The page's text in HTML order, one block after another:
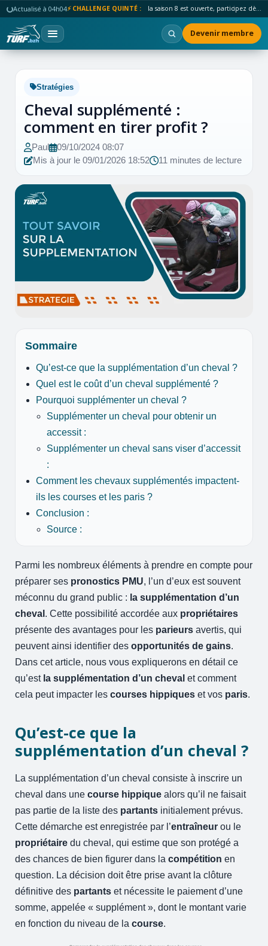
Actualisé à 04h04⚡ CHALLENGE QUINTÉ : la saison 8 est ouverte, participez dès maintenant !
Devenir membre
Stratégies
Cheval supplémenté :
comment en tirer profit ?
Paul
09/10/2024 08:07
Mis à jour le 09/01/2026 18:52
11 minutes de lecture
Sommaire
Qu’est-ce que la supplémentation d’un cheval ?
Quel est le coût d’un cheval supplémenté ?
Pourquoi supplémenter un cheval ?
Supplémenter un cheval pour obtenir un
accessit :
Supplémenter un cheval sans viser d’accessit
:
Comment les chevaux supplémentés impactent-
ils les courses et les paris ?
Conclusion :
Source :
Parmi les nombreux éléments à prendre en compte pour
préparer ses pronostics PMU, l’un d’eux est souvent
méconnu du grand public : la supplémentation d’un
cheval . Cette possibilité accordée aux propriétaires
présente des avantages pour les parieurs avertis, qui
peuvent ainsi identifier desopportunités de gains.
Dans cet article, nous vous expliquerons en détail ce
qu’est la supplémentation d’un cheval et comment
cela peut impacter lescourses hippiques et vos paris.
Qu’est-ce que la
supplémentation d’un cheval ?
La supplémentation d’un cheval consiste à inscrire un
cheval dans unecourse hippique alors qu’il ne faisait
pas partie de la liste des partants initialement prévus.
Cette démarche est enregistrée par l’entraîneur ou le
propriétaire du cheval, qui estime que son protégé a
des chances de bien figurer dans lacompétition en
question. La décision doit être prise avant la clôture
définitive des partants et nécessite le paiement d’une
somme, appelée « supplément », dont le montant varie
en fonction du niveau de lacourse.